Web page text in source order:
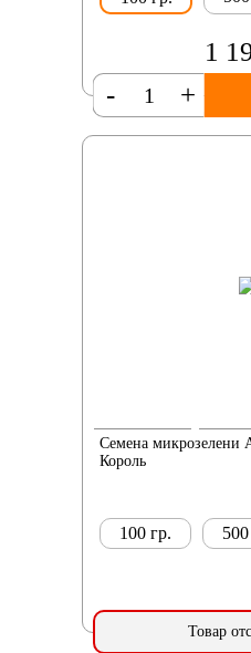
1
+
-
Семена микрозелени
Король
100 гр.
Товар